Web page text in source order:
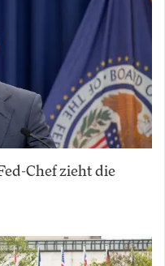
Chef zieht die